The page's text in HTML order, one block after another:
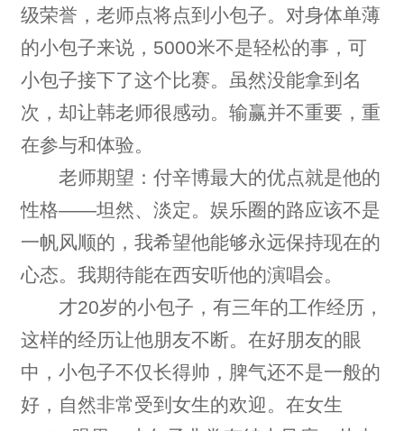
级荣誉，老师点将点到小包子。对身体单薄
的小包子来说，5000米不是轻松的事，可
小包子接下了这个比赛。虽然没能拿到名
次，却让韩老师很感动。输赢并不重要，重
在参与和体验。
老师期望：付辛博最大的优点就是他的
性格——坦然、淡定。娱乐圈的路应该不是
一帆风顺的，我希望他能够永远保持现在的
心态。我期待能在西安听他的演唱会。
才20岁的小包子，有三年的工作经历，
这样的经历让他朋友不断。在好朋友的眼
中，小包子不仅长得帅，脾气还不是一般的
好，自然非常受到女生的欢迎。在女生